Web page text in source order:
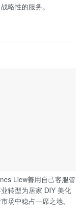
略性的服务。
Liew善用自己客服管
转型为居家 DIY 美化
场中稳占一席之地。